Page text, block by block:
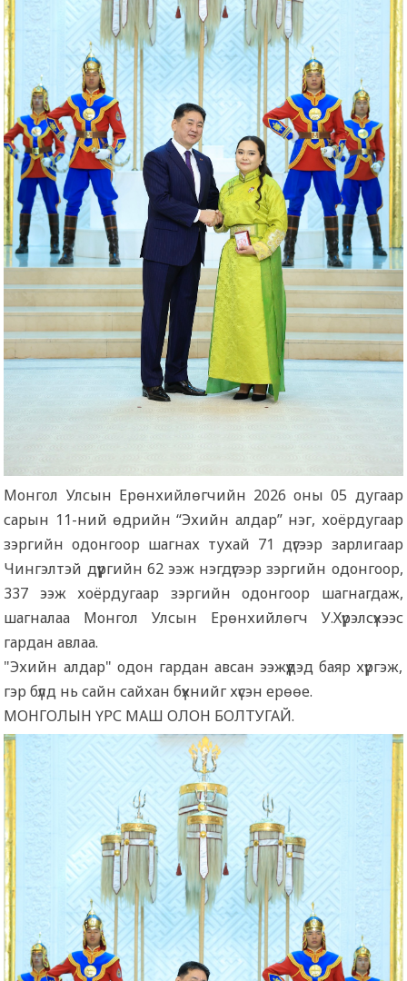
Монгол Улсын Ерөнхийлөгчийн 2026 оны 05 дугаар
сарын 11-ний өдрийн “Эхийн алдар” нэг, хоёрдугаар
зэргийн одонгоор шагнах тухай 71 дүгээр зарлигаар
Чингэлтэй дүүргийн 62 ээж нэгдүгээр зэргийн одонгоор,
337 ээж хоёрдугаар зэргийн одонгоор шагнагдаж,
шагналаа Монгол Улсын Ерөнхийлөгч У.Хүрэлсүхээс
гардан авлаа.
"Эхийн алдар" одон гардан авсан ээжүүдэд баяр хүргэж,
гэр бүлд нь сайн сайхан бүхнийг хүсэн ерөөе.
МОНГОЛЫН ҮРС МАШ ОЛОН БОЛТУГАЙ.